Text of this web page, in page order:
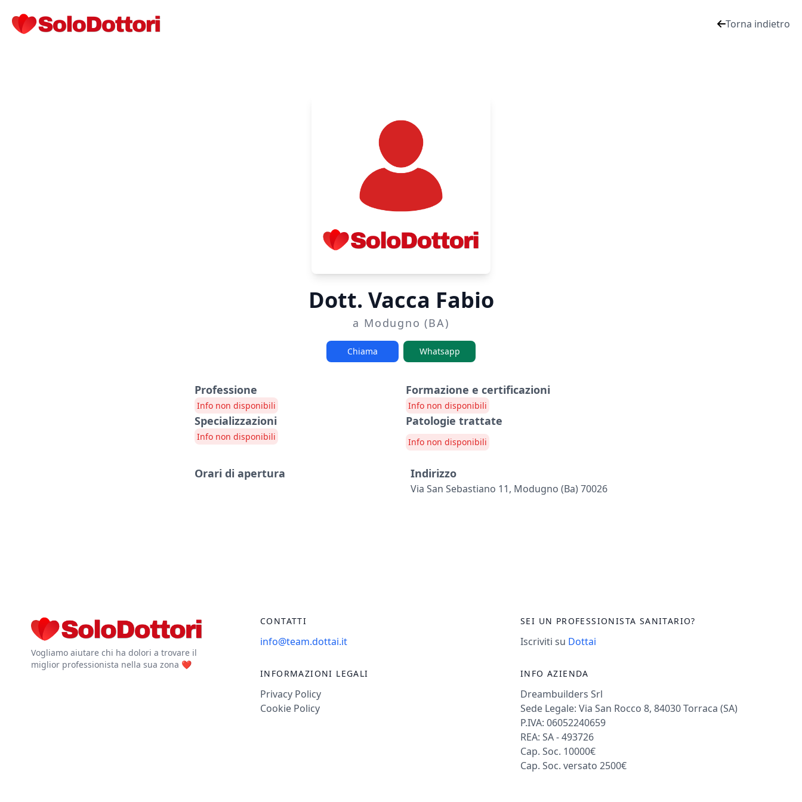
Torna indietro
Dott. Vacca Fabio
a Modugno (BA)
Chiama Whatsapp
Professione
Info non disponibili
Specializzazioni
Info non disponibili
Formazione e certificazioni
Info non disponibili
Patologie trattate
Info non disponibili
Orari di apertura Indirizzo
Via San Sebastiano 11, Modugno (ba) 70026
Vogliamo aiutare chi ha dolori a trovare il
miglior professionista nella sua zona ❤️
CONTATTI
info@team.dottai.it
INFORMAZIONI LEGALI
Privacy Policy
Cookie Policy
SEI UN PROFESSIONISTA SANITARIO?
Iscriviti su Dottai
INFO AZIENDA
Dreambuilders Srl
Sede Legale: Via San Rocco 8, 84030 Torraca (SA)
P.IVA: 06052240659
REA: SA - 493726
Cap. Soc. 10000€
Cap. Soc. versato 2500€